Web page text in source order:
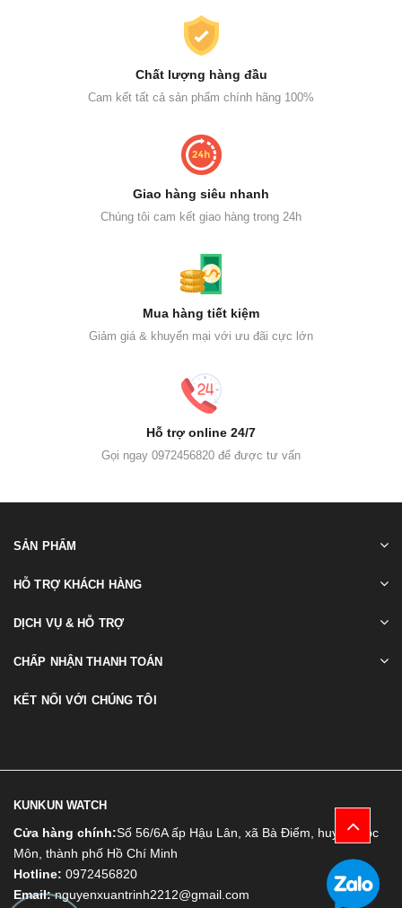
Chất lượng hàng đầu
Cam kết tất cả sản phẩm chính hãng 100%
Giao hàng siêu nhanh
Chúng tôi cam kết giao hàng trong 24h
Mua hàng tiết kiệm
Giảm giá & khuyến mại với ưu đãi cực lớn
Hỗ trợ online 24/7
Gọi ngay 0972456820 để được tư vấn
SẢN PHẨM
HỖ TRỢ KHÁCH HÀNG
DỊCH VỤ & HỖ TRỢ
CHẤP NHẬN THANH TOÁN
KẾT NỐI VỚI CHÚNG TÔI
KUNKUN WATCH
Cửa hàng chính:Số 56/6A ấp Hậu Lân, xã Bà Điểm, huyện Hóc
Môn, thành phố Hồ Chí Minh
Hotline: 0972456820
Email: nguyenxuantrinh2212@gmail.com